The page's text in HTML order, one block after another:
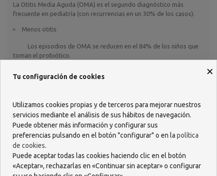
La Otitis Media Aguda (OMA) es el segundo diagnóstico más
frecuente en pediatría (con recurrencias en un 30% de los casos).
Menos otitis
Los episodios de OMA se reducen en el 84% de los niños que
toman el probiótico.
Menos Antibióticos
ACCIÓN Y DESCRIPCIÓN
Complemento alimenticio a base de Lactobacillus salivarius PS7.
CONSERVACIÓN Y CADUCIDAD
Conservar en un lugar fresco y seco. Proteger de la luz, del calor y
×
Tu configuración de cookies
Utilizamos cookies propias y de terceros para mejorar nuestros
servicios mediante el análisis de sus hábitos de navegación.
Puede obtener más información y configurar sus
preferencias pulsando en el botón "configurar" o en la política
de cookies.
Puede aceptar todas las cookies haciendo clic en el botón
«Aceptar», rechazarlas en «Continuar sin aceptar» o configurar